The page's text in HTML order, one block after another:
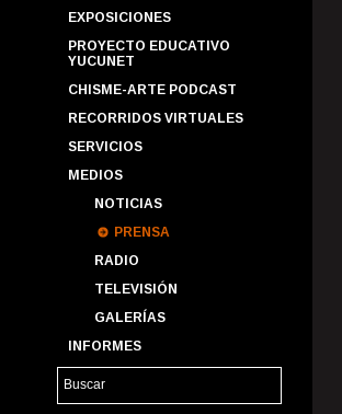
EXPOSICIONES
PROYECTO EDUCATIVO
YUCUNET
CHISME-ARTE PODCAST
RECORRIDOS VIRTUALES
SERVICIOS
MEDIOS
NOTICIAS
PRENSA
RADIO
TELEVISIÓN
GALERÍAS
INFORMES